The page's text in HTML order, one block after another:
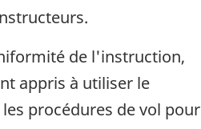
de l'instruction,
appris à utiliser le
procédures de vol pour